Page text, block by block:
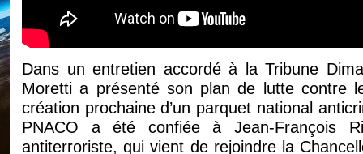
Dans un entretien accordé à la Tribune
Moretti a présenté son plan de lutte contre
création prochaine d’un parquet national
PNACO a été confiée à Jean-François
antiterroriste, qui vient de rejoindre la